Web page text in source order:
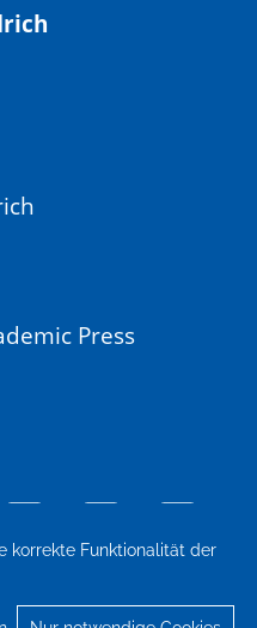
korrekte Funktionalität der
Press